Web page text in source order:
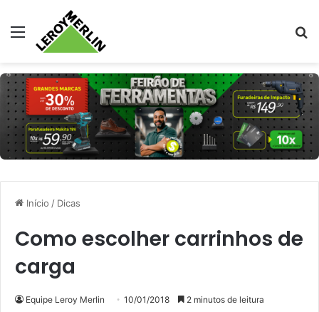
Menu
Início / Dicas
Como escolher carrinhos de
carga
Equipe Leroy Merlin 10/01/2018 2 minutos de leitura